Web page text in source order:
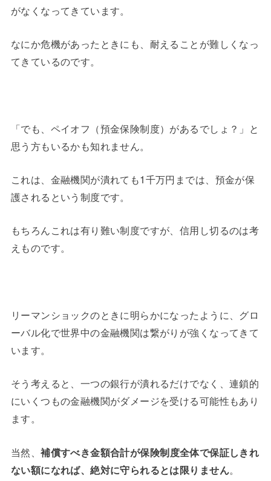
がなくなってきています。
なにか危機があったときにも、耐えることが難しくなっ
てきているのです。
「でも、ペイオフ（預金保険制度）があるでしょ？」と
思う方もいるかも知れません。
これは、金融機関が潰れても1千万円までは、預金が保
護されるという制度です。
もちろんこれは有り難い制度ですが、信用し切るのは考
えものです。
リーマンショックのときに明らかになったように、グロ
ーバル化で世界中の金融機関は繋がりが強くなってきて
います。
そう考えると、一つの銀行が潰れるだけでなく、連鎖的
にいくつもの金融機関がダメージを受ける可能性もあり
ます。
当然、補償すべき金額合計が保険制度全体で保証しきれ
ない額になれば、絶対に守られるとは限りません。